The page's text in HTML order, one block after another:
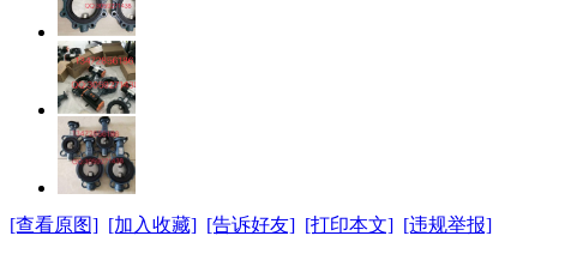
[查看原图] [加入收藏] [告诉好友] [打印本文] [违规举报]